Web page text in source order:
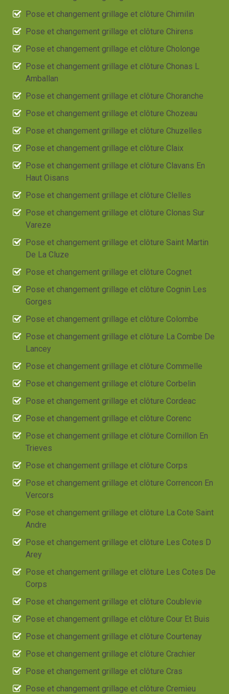
Pose et changement grillage et clôture Chimilin
Pose et changement grillage et clôture Chirens
Pose et changement grillage et clôture Cholonge
Pose et changement grillage et clôture Chonas L
Amballan
Pose et changement grillage et clôture Choranche
Pose et changement grillage et clôture Chozeau
Pose et changement grillage et clôture Chuzelles
Pose et changement grillage et clôture Claix
Pose et changement grillage et clôture Clavans En
Haut Oisans
Pose et changement grillage et clôture Clelles
Pose et changement grillage et clôture Clonas Sur
Vareze
Pose et changement grillage et clôture Saint Martin
De La Cluze
Pose et changement grillage et clôture Cognet
Pose et changement grillage et clôture Cognin Les
Gorges
Pose et changement grillage et clôture Colombe
Pose et changement grillage et clôture La Combe De
Lancey
Pose et changement grillage et clôture Commelle
Pose et changement grillage et clôture Corbelin
Pose et changement grillage et clôture Cordeac
Pose et changement grillage et clôture Corenc
Pose et changement grillage et clôture Cornillon En
Trieves
Pose et changement grillage et clôture Corps
Pose et changement grillage et clôture Correncon En
Vercors
Pose et changement grillage et clôture La Cote Saint
Andre
Pose et changement grillage et clôture Les Cotes D
Arey
Pose et changement grillage et clôture Les Cotes De
Corps
Pose et changement grillage et clôture Coublevie
Pose et changement grillage et clôture Cour Et Buis
Pose et changement grillage et clôture Courtenay
Pose et changement grillage et clôture Crachier
Pose et changement grillage et clôture Cras
Pose et changement grillage et clôture Cremieu